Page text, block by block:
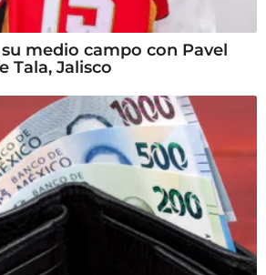
medio campo con Pavel
Tala, Jalisco